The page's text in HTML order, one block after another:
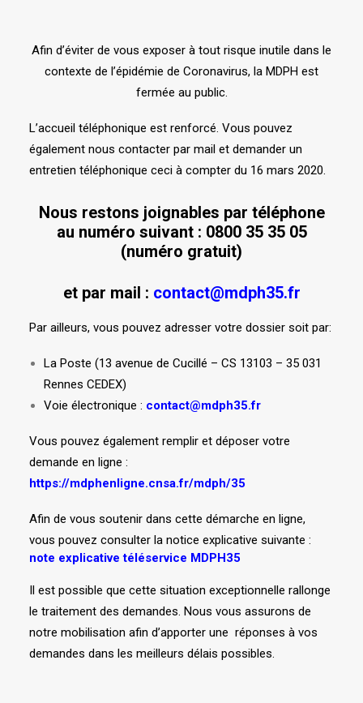
Afin d’éviter de vous exposer à tout risque inutile dans le
contexte de l’épidémie de Coronavirus, la MDPH est
fermée au public.
L’accueil téléphonique est renforcé. Vous pouvez
également nous contacter par mail et demander un
entretien téléphonique ceci à compter du 16 mars 2020.
Nous restons joignables par téléphone
au numéro suivant : 0800 35 35 05
(numéro gratuit)
et par mail : contact@mdph35.fr
Par ailleurs, vous pouvez adresser votre dossier soit par:
La Poste (13 avenue de Cucillé – CS 13103 – 35 031
Rennes CEDEX)
Voie électronique : contact@mdph35.fr
Vous pouvez également remplir et déposer votre
demande en ligne :
https://mdphenligne.cnsa.fr/mdph/35
Afin de vous soutenir dans cette démarche en ligne,
vous pouvez consulter la notice explicative suivante :
note explicative téléservice MDPH35
Il est possible que cette situation exceptionnelle rallonge
le traitement des demandes. Nous vous assurons de
notre mobilisation afin d’apporter une réponses à vos
demandes dans les meilleurs délais possibles.